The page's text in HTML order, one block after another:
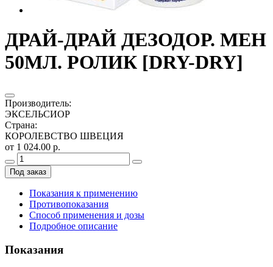
ДРАЙ-ДРАЙ ДЕЗОДОР. МЕН
50МЛ. РОЛИК [DRY-DRY]
Производитель:
ЭКСЕЛЬСИОР
Страна:
КОРОЛЕВСТВО ШВЕЦИЯ
от 1 024.00 р.
Под заказ
Показания к применению
Противопоказания
Способ применения и дозы
Подробное описание
Показания